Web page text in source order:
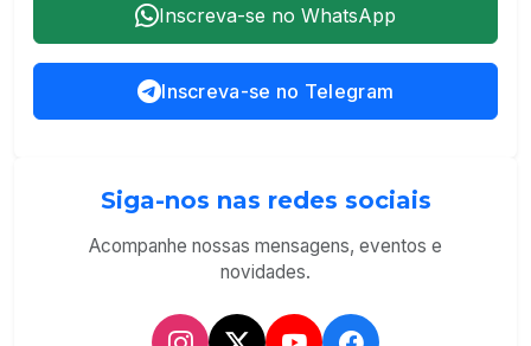
Inscreva-se no WhatsApp
Inscreva-se no Telegram
Siga-nos nas redes sociais
Acompanhe nossas mensagens, eventos e
novidades.